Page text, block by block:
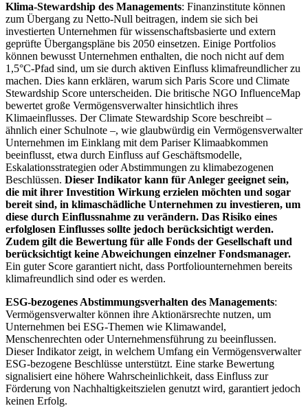
Klima-Stewardship des Managements: Finanzinstitute können
zum Übergang zu Netto-Null beitragen, indem sie sich bei
investierten Unternehmen für wissenschaftsbasierte und extern
geprüfte Übergangspläne bis 2050 einsetzen. Einige Portfolios
können bewusst Unternehmen enthalten, die noch nicht auf dem
1,5°C-Pfad sind, um sie durch aktiven Einfluss klimafreundlicher zu
machen. Dies kann erklären, warum sich Paris Score und Climate
Stewardship Score unterscheiden. Die britische NGO InfluenceMap
bewertet große Vermögensverwalter hinsichtlich ihres
Klimaeinflusses. Der Climate Stewardship Score beschreibt –
ähnlich einer Schulnote –, wie glaubwürdig ein Vermögensverwalter
Unternehmen im Einklang mit dem Pariser Klimaabkommen
beeinflusst, etwa durch Einfluss auf Geschäftsmodelle,
Eskalationsstrategien oder Abstimmungen zu klimabezogenen
Beschlüssen. Dieser Indikator kann für Anleger geeignet sein,
die mit ihrer Investition Wirkung erzielen möchten und sogar
bereit sind, in klimaschädliche Unternehmen zu investieren, um
diese durch Einflussnahme zu verändern. Das Risiko eines
erfolglosen Einflusses sollte jedoch berücksichtigt werden.
Zudem gilt die Bewertung für alle Fonds der Gesellschaft und
berücksichtigt keine Abweichungen einzelner Fondsmanager.
Ein guter Score garantiert nicht, dass Portfoliounternehmen bereits
klimafreundlich sind oder es werden.
ESG-bezogenes Abstimmungsverhalten des Managements:
Vermögensverwalter können ihre Aktionärsrechte nutzen, um
Unternehmen bei ESG-Themen wie Klimawandel,
Menschenrechten oder Unternehmensführung zu beeinflussen.
Dieser Indikator zeigt, in welchem Umfang ein Vermögensverwalter
ESG-bezogene Beschlüsse unterstützt. Eine starke Bewertung
signalisiert eine höhere Wahrscheinlichkeit, dass Einfluss zur
Förderung von Nachhaltigkeitszielen genutzt wird, garantiert jedoch
keinen Erfolg.